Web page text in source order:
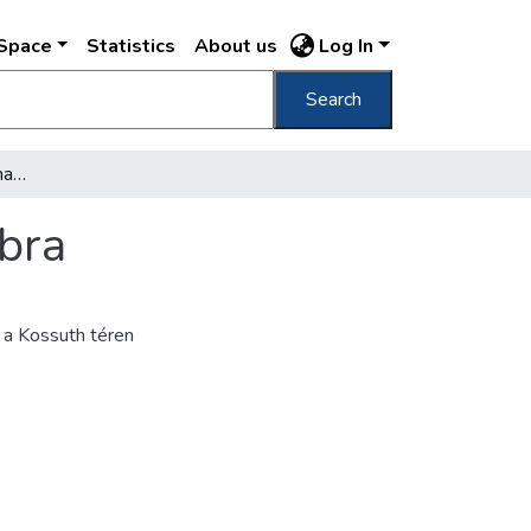
Statistics About us Log In
Search
Készül II. Rákóczi Ferenc hatalmas lovasszobra
Kossuth téren